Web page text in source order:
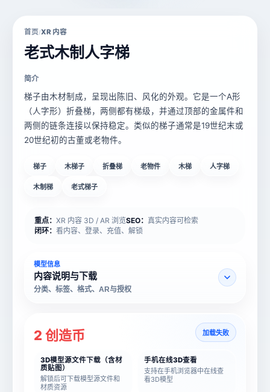
首页/XR 内容
老式木制人字梯
简介
梯子由木材制成，呈现出陈旧、风化的外观。它是一个A形
（人字形）折叠梯，两侧都有梯级，并通过顶部的金属件和
两侧的链条连接以保持稳定。类似的梯子通常是19世纪末或
20世纪初的古董或老物件。
梯子 木梯子 折叠梯 老物件 木梯 人字梯
木制梯 老式梯子
重点： XR 内容 3D / AR 浏览SEO： 真实内容可检索
闭环： 看内容、登录、充值、解锁
模型信息
内容说明与下载
分类、标签、格式、AR与授权
2 创造币 加载失败
3D模型源文件下载（含材
质贴图）
解锁后可下载模型源文件和
材质资源
手机在线3D查看
支持在手机浏览器中在线查
看3D模型